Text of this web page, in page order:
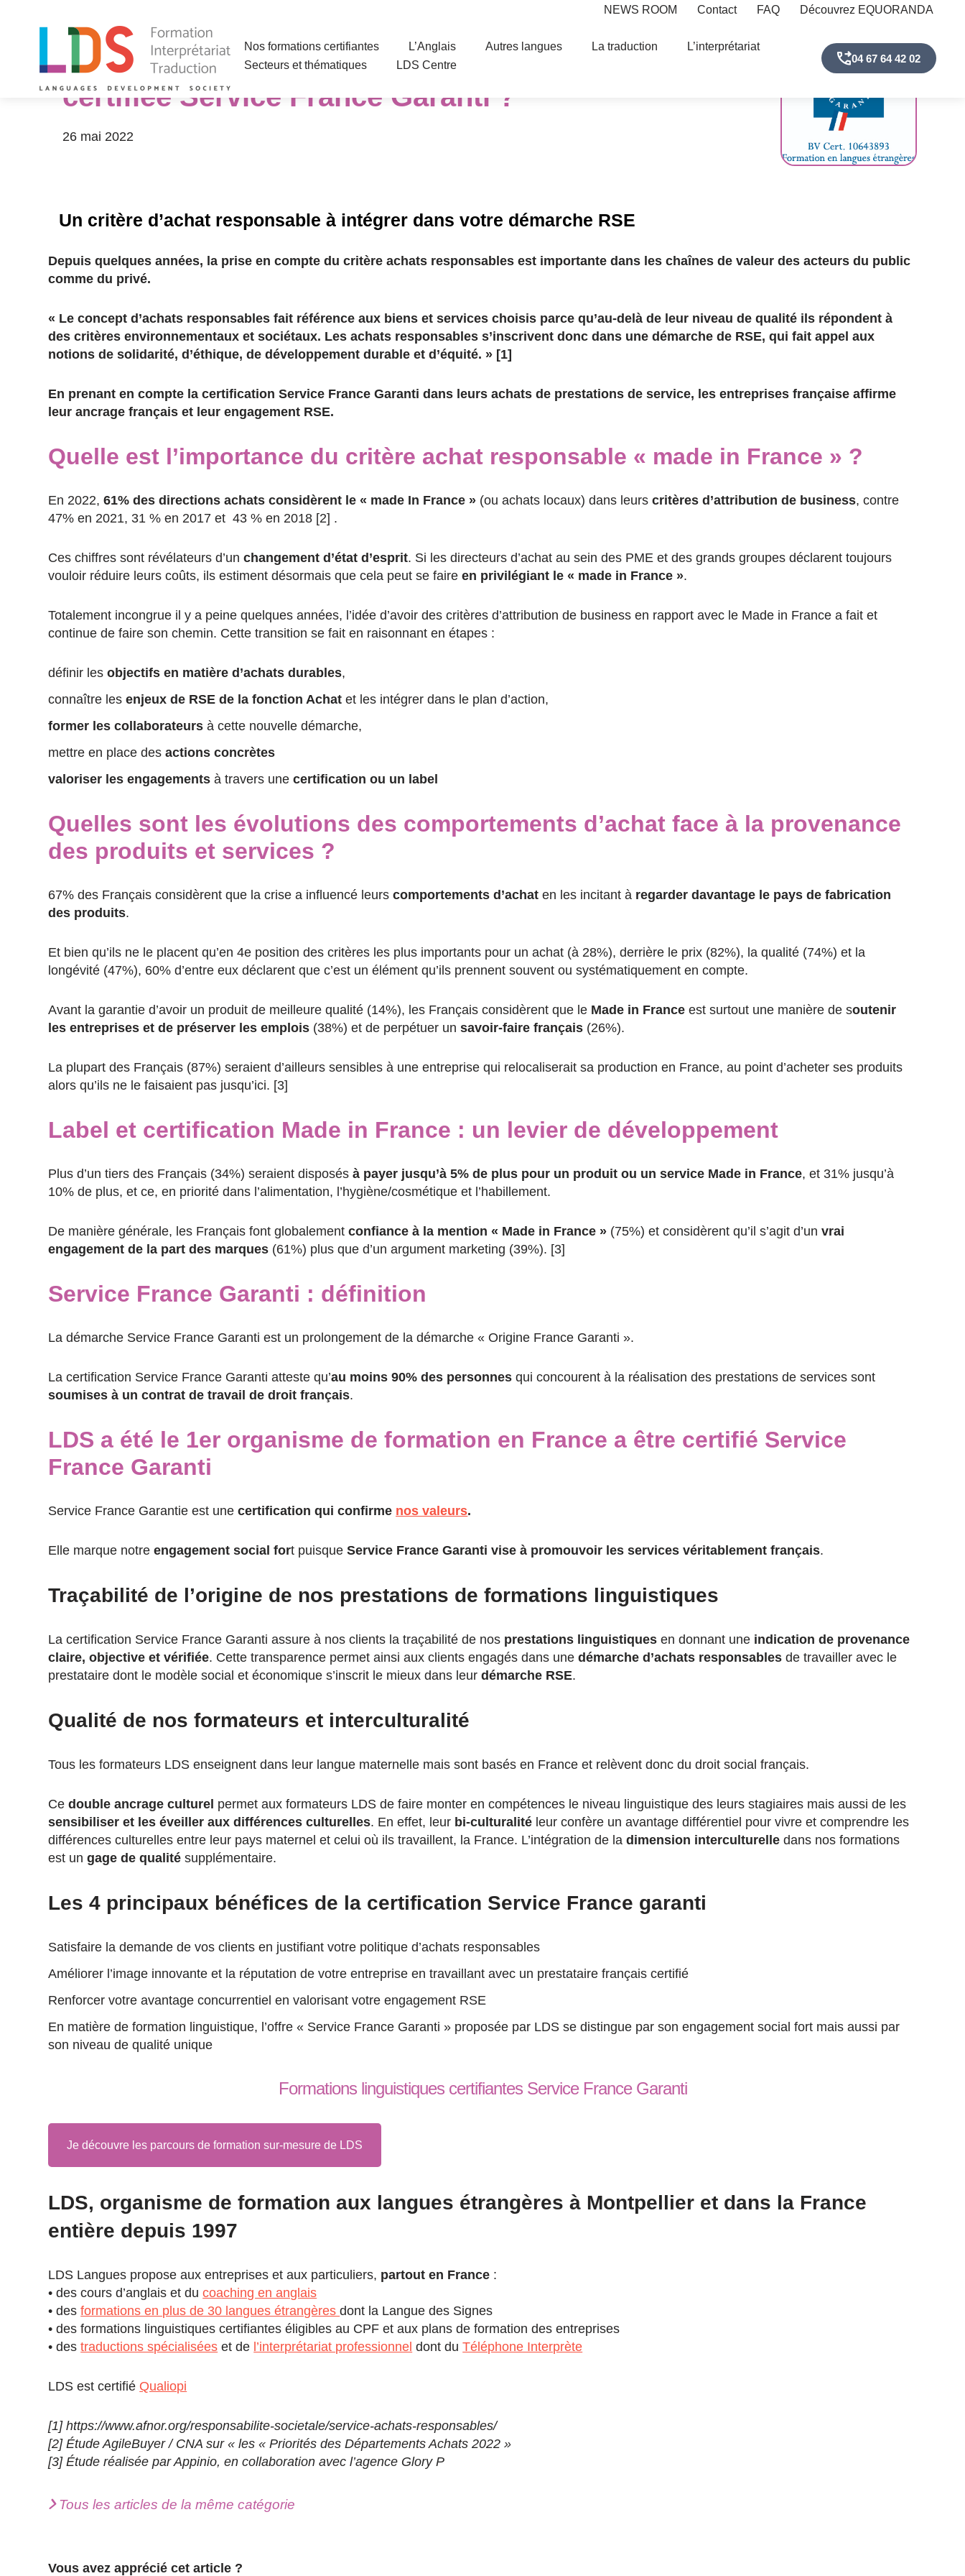
NEWS ROOM Contact FAQ Découvrez EQUORANDA
Nos formations certifiantes L’Anglais Autres langues La traduction
L’interprétariat
Secteurs et thématiques
LDS Centre
04 67 64 42 02
Pourquoi privilégier une formation en langues
certifiée Service France Garanti ?
26 mai 2022
Un critère d’achat responsable à intégrer dans votre démarche RSE
Depuis quelques années, la prise en compte du critère achats responsables est importante dans les chaînes de valeur des acteurs du public
comme du privé.
« Le concept d’achats responsables fait référence aux biens et services choisis parce qu’au-delà de leur niveau de qualité ils répondent à
des critères environnementaux et sociétaux. Les achats responsables s’inscrivent donc dans une démarche de RSE, qui fait appel aux
notions de solidarité, d’éthique, de développement durable et d’équité. » [1]
En prenant en compte la certification Service France Garanti dans leurs achats de prestations de service, les entreprises française affirme
leur ancrage français et leur engagement RSE.
Quelle est l’importance du critère achat responsable « made in France » ?
En 2022,61% des directions achats considèrent le « made In France » (ou achats locaux) dans leurscritères d’attribution de business, contre
47% en 2021, 31 % en 2017 et 43 % en 2018 [2] .
Ces chiffres sont révélateurs d’un changement d’état d’esprit. Si les directeurs d’achat au sein des PME et des grands groupes déclarent toujours
vouloir réduire leurs coûts, ils estiment désormais que cela peut se faireen privilégiant le « made in France ».
Totalement incongrue il y a peine quelques années, l’idée d’avoir des critères d’attribution de business en rapport avec le Made in France a fait et
continue de faire son chemin. Cette transition se fait en raisonnant en étapes :
définir lesobjectifs en matière d’achats durables,
connaître lesenjeux de RSE de la fonction Achat et les intégrer dans le plan d’action,
former les collaborateurs à cette nouvelle démarche,
mettre en place desactions concrètes
valoriser les engagements à travers unecertification ou un label
Quelles sont les évolutions des comportements d’achat face à la provenance
des produits et services ?
67% des Français considèrent que la crise a influencé leurscomportements d’achaten les incitant à regarder davantage le pays de fabrication
des produits.
Et bien qu’ils ne le placent qu’en 4e position des critères les plus importants pour un achat (à 28%), derrière le prix (82%), la qualité (74%) et la
longévité (47%), 60% d’entre eux déclarent que c’est un élément qu’ils prennent souvent ou systématiquement en compte.
Avant la garantie d’avoir un produit de meilleure qualité (14%), les Français considèrent que le Made in France est surtout une manière de soutenir
les entreprises et de préserver les emplois (38%) et de perpétuer unsavoir-faire français (26%).
La plupart des Français (87%) seraient d’ailleurs sensibles à une entreprise qui relocaliserait sa production en France, au point d’acheter ses produits
alors qu’ils ne le faisaient pas jusqu’ici. [3]
Label et certification Made in France : un levier de développement
Plus d’un tiers des Français (34%) seraient disposésà payer jusqu’à 5% de plus pour un produit ou un service Made in France, et 31% jusqu’à
10% de plus, et ce, en priorité dans l’alimentation, l’hygiène/cosmétique et l’habillement.
De manière générale, les Français font globalementconfiance à la mention « Made in France » (75%) et considèrent qu’il s’agit d’unvrai
engagement de la part des marques (61%) plus que d’un argument marketing (39%). [3]
Service France Garanti : définition
La démarche Service France Garanti est un prolongement de la démarche « Origine France Garanti ».
La certification Service France Garanti atteste qu’au moins 90% des personnes qui concourent à la réalisation des prestations de services sont
soumises à un contrat de travail de droit français.
LDS a été le 1er organisme de formation en France a être certifié Service
France Garanti
Service France Garantie est unecertification qui confirme nos valeurs.
Elle marque notreengagement social fort puisqueService France Garanti vise à promouvoir les services véritablement français.
Traçabilité de l’origine de nos prestations de formations linguistiques
La certification Service France Garanti assure à nos clients la traçabilité de nos prestations linguistiques en donnant une indication de provenance
claire, objective et vérifiée. Cette transparence permet ainsi aux clients engagés dans unedémarche d’achats responsables de travailler avec le
prestataire dont le modèle social et économique s’inscrit le mieux dans leurdémarche RSE.
Qualité de nos formateurs et interculturalité
Tous les formateurs LDS enseignent dans leur langue maternelle mais sont basés en France et relèvent donc du droit social français.
Cedouble ancrage culturel permet aux formateurs LDS de faire monter en compétences le niveau linguistique des leurs stagiaires mais aussi de les
sensibiliser et les éveiller aux différences culturelles. En effet, leur bi-culturalité leur confère un avantage différentiel pour vivre et comprendre les
différences culturelles entre leur pays maternel et celui où ils travaillent, la France. L’intégration de ladimension interculturelle dans nos formations
est ungage de qualité supplémentaire.
Les 4 principaux bénéfices de la certification Service France garanti
Satisfaire la demande de vos clients en justifiant votre politique d’achats responsables
Améliorer l’image innovante et la réputation de votre entreprise en travaillant avec un prestataire français certifié
Renforcer votre avantage concurrentiel en valorisant votre engagement RSE
En matière de formation linguistique, l’offre « Service France Garanti » proposée par LDS se distingue par son engagement social fort mais aussi par
son niveau de qualité unique
Formations linguistiques certifiantes Service France Garanti
Je découvre les parcours de formation sur-mesure de LDS
LDS, organisme de formation aux langues étrangères à Montpellier et dans la France
entière depuis 1997
LDS Langues propose aux entreprises et aux particuliers, partout en France :
• des cours d’anglais et ducoaching en anglais
• desformations en plus de 30 langues étrangèresdont la Langue des Signes
• des formations linguistiques certifiantes éligibles au CPF et aux plans de formation des entreprises
• destraductions spécialisées et de l’interprétariat professionnel dont duTéléphone Interprète
LDS est certifié Qualiopi
[1] https://www.afnor.org/responsabilite-societale/service-achats-responsables/
[2] Étude AgileBuyer / CNA sur « les « Priorités des Départements Achats 2022 »
[3] Étude réalisée par Appinio, en collaboration avec l’agence Glory P
Tous les articles de la même catégorie
Vous avez apprécié cet article ?